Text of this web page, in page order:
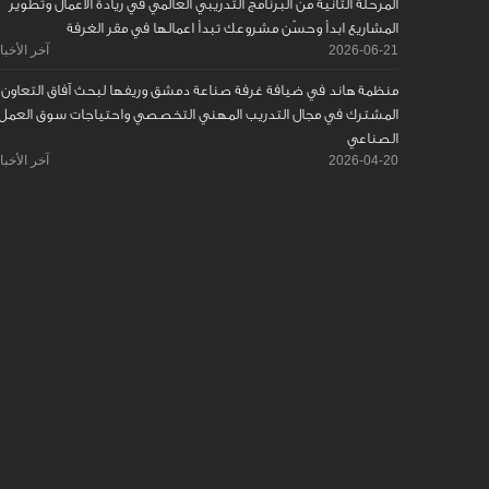
المرحلة الثانية من البرنامج التدريبي العالمي في ريادة الأعمال وتطوير
المشاريع ابدأ وحسّن مشروعك تبدأ اعمالها في مقر الغرفة
2026-06-21 آخر
منظمة هاند في ضيافة غرفة صناعة دمشق وريفها لبحث آفاق التعاون
المشترك في مجال التدريب المهني التخصصي واحتياجات سوق
الصناعي
2026-04-20 آخر